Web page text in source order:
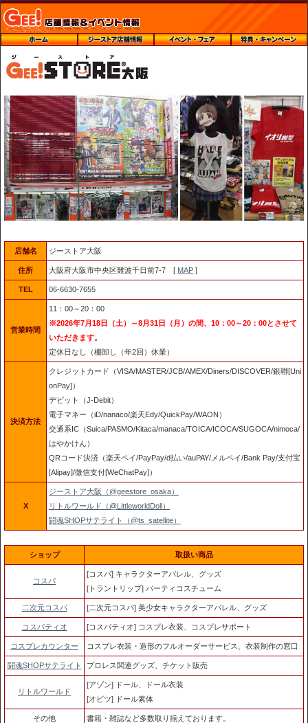
店舗名 ジーストア大阪
住所 大阪府大阪市中央区難波千日前7-7 [ MAP ]
TEL 06-6630-7655
営業時間
11：00～20：00
※2026年7月18日（土）～8月31日（月）の間、10：00～20：00とさせて
いただきます。
定休日なし（棚卸し（年2回）休業）
決済方法
クレジットカード（VISA/MASTER/JCB/AMEX/Diners/DISCOVER/銀聯[Uni
onPay]）
デビット（J-Debit）
電子マネー（iD/nanaco/楽天Edy/QuickPay/WAON）
交通系IC（Suica/PASMO/Kitaca/manaca/TOICA/ICOCA/SUGOCA/nimoca/
はやかけん）
QRコード決済（楽天ペイ/PayPay/d払い/auPAY/メルペイ/Bank Pay/支付宝
[Alipay]/微信支付[WeChatPay]）
X
ジーストア大阪（@geestore_osaka）
リトルワールド（@LittleworldDoll）
闘魂SHOPサテライト（@ts_satellite）
ショップ 取扱い商品
コスパ
[コスパ] キャラクターアパレル、グッズ
[トラントリップ] パーティコスチューム
二次元コスパ [二次元コスパ] 美少女キャラクターアパレル、グッズ
コスパティオ [コスパティオ] コスプレ衣装、コスプレサポート
コスプレカウンター コスプレ衣装・造形のフルオーダーサービス、衣装制作の窓口
闘魂SHOPサテライト プロレス関連グッズ、チケット販売
リトルワールド
[アゾン] ドール、ドール衣装
[オビツ] ドール素体
その他 書籍・雑誌など多数取り揃えております。